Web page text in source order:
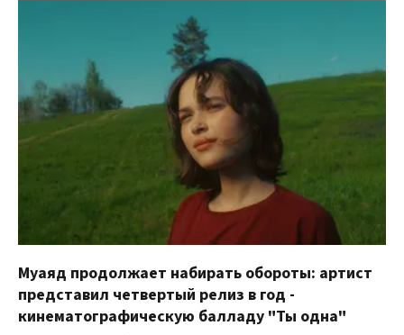
Муаяд продолжает набирать обороты: артист
представил четвертый релиз в год -
кинематографическую балладу "Ты одна"